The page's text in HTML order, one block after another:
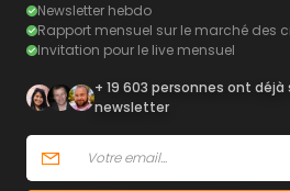
Newsletter hebdo
Rapport mensuel sur le marché des
Invitation pour le live mensuel
+ 19 603 personnes ont
newsletter